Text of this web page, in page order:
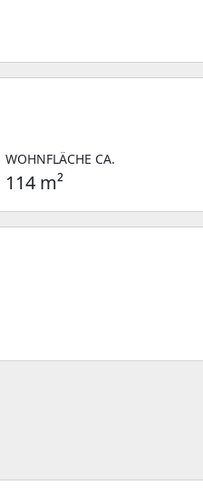
WOHNFLÄCHE CA.
114 m²